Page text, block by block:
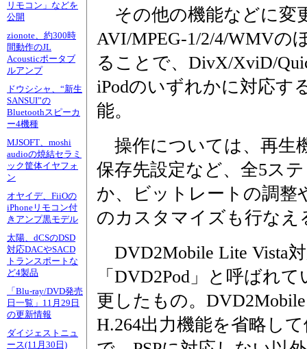
リモコン」などを
公開
zionote、約300時
間動作のJL
Acousticポータブ
ルアンプ
ドウシシャ、“新生
SANSUI”の
Bluetoothスピーカ
ー4機種
MJSOFT、moshi
audioの焼結セラミ
ック筐体イヤフォ
ン
オヤイデ、FiiOの
iPhoneリモコン付
きアンプ黒モデル
太陽、dCSのDSD
対応DACやSACD
トランスポートな
ど4製品
「Blu-ray/DVD発売
日一覧」11月29日
の更新情報
ダイジェストニュ
ース(11月30日)
その他の機能などに変
AVI/MPEG-1/2/4/WMVの
ることで、DivX/XviD/
iPodのいずれかに対応す
能。
操作については、再生
保存先設定など、全5ス
か、ビットレートの調整
のカスタマイズも行なえ
DVD2Mobile Lite Vista
「DVD2Pod」と呼ばれ
更したもの。DVD2Mobile
H.264出力機能を省略し